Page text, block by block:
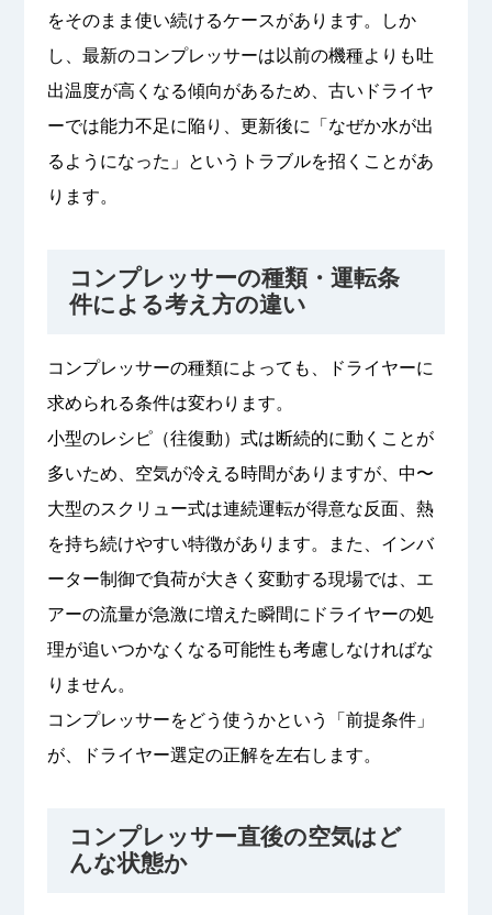
をそのまま使い続けるケースがあります。しか
し、最新のコンプレッサーは以前の機種よりも吐
出温度が高くなる傾向があるため、古いドライヤ
ーでは能力不足に陥り、更新後に「なぜか水が出
るようになった」というトラブルを招くことがあ
ります。
コンプレッサーの種類・運転条
件による考え方の違い
コンプレッサーの種類によっても、ドライヤーに
求められる条件は変わります。
小型のレシピ（往復動）式は断続的に動くことが
多いため、空気が冷える時間がありますが、中〜
大型のスクリュー式は連続運転が得意な反面、熱
を持ち続けやすい特徴があります。また、インバ
ーター制御で負荷が大きく変動する現場では、エ
アーの流量が急激に増えた瞬間にドライヤーの処
理が追いつかなくなる可能性も考慮しなければな
りません。
コンプレッサーをどう使うかという「前提条件」
が、ドライヤー選定の正解を左右します。
コンプレッサー直後の空気はど
んな状態か